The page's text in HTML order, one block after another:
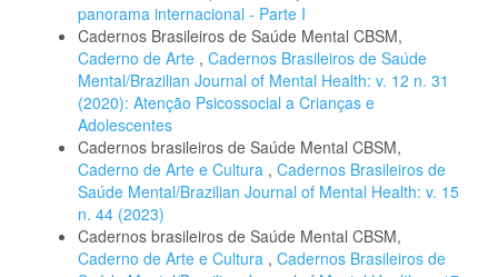
panorama internacional - Parte I
Cadernos Brasileiros de Saúde Mental CBSM,
Caderno de Arte , Cadernos Brasileiros de Saúde
Mental/Brazilian Journal of Mental Health: v. 12 n. 31
(2020): Atenção Psicossocial a Crianças e
Adolescentes
Cadernos brasileiros de Saúde Mental CBSM,
Caderno de Arte e Cultura , Cadernos Brasileiros de
Saúde Mental/Brazilian Journal of Mental Health: v. 15
n. 44 (2023)
Cadernos brasileiros de Saúde Mental CBSM,
Caderno de Arte e Cultura , Cadernos Brasileiros de